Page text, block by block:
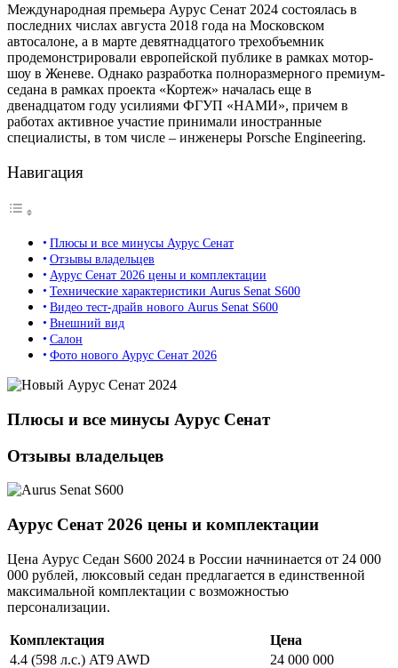
Международная премьера Аурус Сенат 2024 состоялась в
последних числах августа 2018 года на Московском
автосалоне, а в марте девятнадцатого трехобъемник
продемонстрировали европейской публике в рамках мотор-
шоу в Женеве. Однако разработка полноразмерного премиум-
седана в рамках проекта «Кортеж» началась еще в
двенадцатом году усилиями ФГУП «НАМИ», причем в
работах активное участие принимали иностранные
специалисты, в том числе – инженеры Porsche Engineering.
Навигация
Плюсы и все минусы Аурус Сенат
Отзывы владельцев
Аурус Сенат 2026 цены и комплектации
Технические характеристики Aurus Senat S600
Видео тест-драйв нового Aurus Senat S600
Внешний вид
Салон
Фото нового Аурус Сенат 2026
Плюсы и все минусы Аурус Сенат
Отзывы владельцев
Аурус Сенат 2026 цены и комплектации
Цена Аурус Седан S600 2024 в России начнинается от 24 000
000 рублей, люксовый седан предлагается в единственной
максимальной комплектации с возможностью
персонализации.
Комплектация
Цена
4.4 (598 л.с.) AT9 AWD
24 000 000